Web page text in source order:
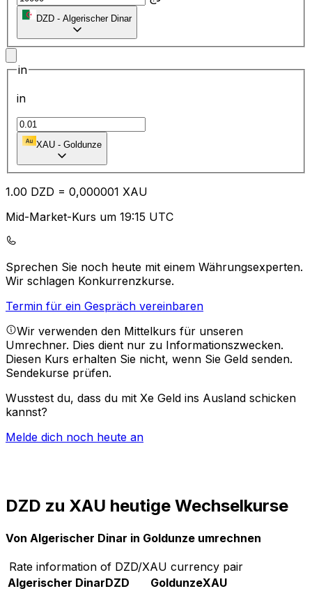
DZD - Algerischer Dinar
in
in
XAU - Goldunze
1.00 DZD = 0,000001 XAU
Mid-Market-Kurs um 19:15 UTC
Sprechen Sie noch heute mit einem Währungsexperten.
Wir schlagen Konkurrenzkurse.
Termin für ein Gespräch vereinbaren
Wir verwenden den Mittelkurs für unseren
Umrechner. Dies dient nur zu Informationszwecken.
Diesen Kurs erhalten Sie nicht, wenn Sie Geld senden.
Sendekurse prüfen.
Wusstest du, dass du mit Xe Geld ins Ausland schicken
kannst?
Melde dich noch heute an
DZD zu XAU heutige Wechselkurse
Von Algerischer Dinar in Goldunze umrechnen
Rate information of DZD/XAU currency pair
Algerischer DinarDZD GoldunzeXAU